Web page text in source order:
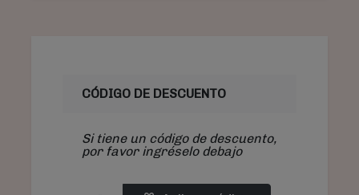
CÓDIGO DE DESCUENTO
Si tiene un código de descuento,
por favor ingréselo debajo